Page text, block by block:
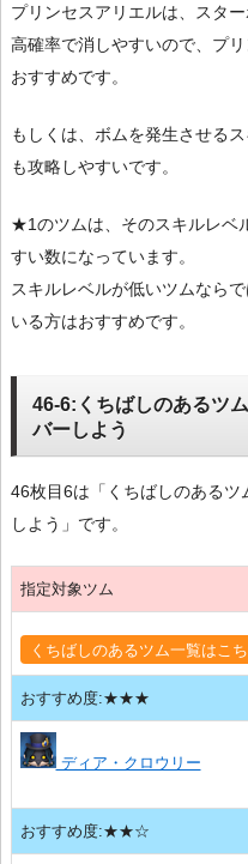
プリンセスアリエルは、スタ
高確率で消しやすいので、プ
おすすめです。
もしくは、ボムを発生させる
も攻略しやすいです。
★1のツムは、そのスキルレベ
すい数になっています。
スキルレベルが低いツムなら
いる方はおすすめです。
46-6:くちばしのあるツ
バーしよう
46枚目6は「くちばしのある
しよう」です。
指定対象ツム
くちばしのあるツム一覧はこ
おすすめ度:★★★
ディア・クロウリー
おすすめ度:★★☆